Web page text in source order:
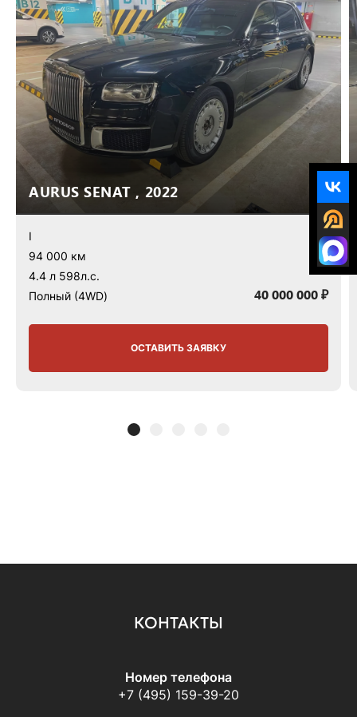
AURUS SENAT , 2022
I
94 000 км
4.4 л 598л.с.
Полный (4WD)
40 000 000 ₽
ОСТАВИТЬ ЗАЯВКУ
КОНТАКТЫ
Номер телефона
+7 (495) 159-39-20